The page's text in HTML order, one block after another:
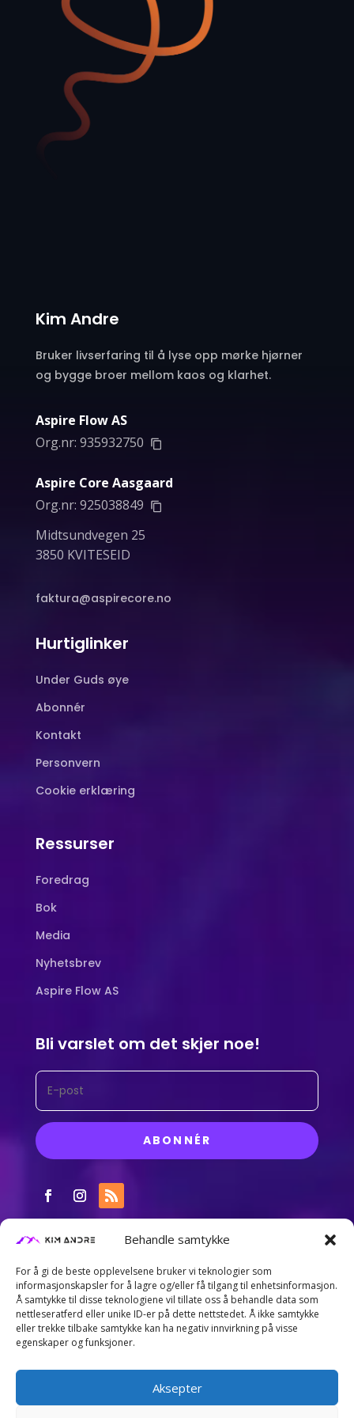
Behandle samtykke
For å gi de beste opplevelsene bruker vi teknologier som
informasjonskapsler for å lagre og/eller få tilgang til enhetsinformasjon.
Å samtykke til disse teknologiene vil tillate oss å behandle data som
nettleseratferd eller unike ID-er på dette nettstedet. Å ikke samtykke
eller trekke tilbake samtykke kan ha negativ innvirkning på visse
egenskaper og funksjoner.
Aksepter
Kim Andre
Bruker livserfaring til å lyse opp mørke hjørner
og bygge broer mellom kaos og klarhet.
Aspire Flow AS
Org.nr: 935932750
Aspire Core Aasgaard
Org.nr: 925038849
Midtsundvegen 25
3850 KVITESEID
faktura@aspirecore.no
Hurtiglinker
Under Guds øye
Abonnér
Kontakt
Personvern
Cookie erklæring
Ressurser
Foredrag
Bok
Media
Nyhetsbrev
Aspire Flow AS
Bli varslet om det skjer noe!
ABONNÉR